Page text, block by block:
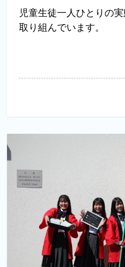
児童生徒一人ひとりの
取り組んでいます。